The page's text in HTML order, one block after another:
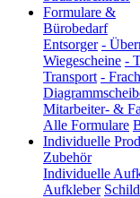
Formulare &
Bürobedarf
Entsorger -
Wiegescheine -
Transport -
Mitarbeiter- &
Alle Formulare
Individuelle
Zubehör
Individuelle
Aufkleber